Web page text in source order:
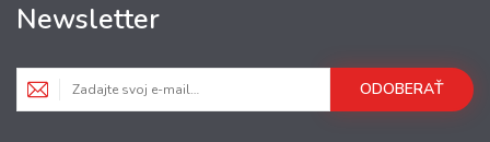
Newsletter
ODOBERAŤ